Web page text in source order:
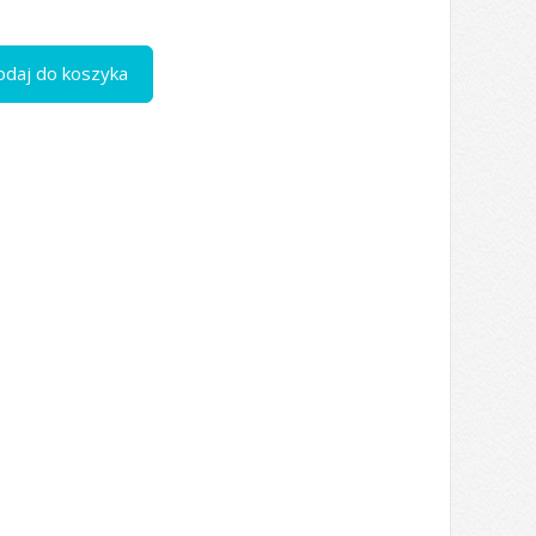
do koszyka